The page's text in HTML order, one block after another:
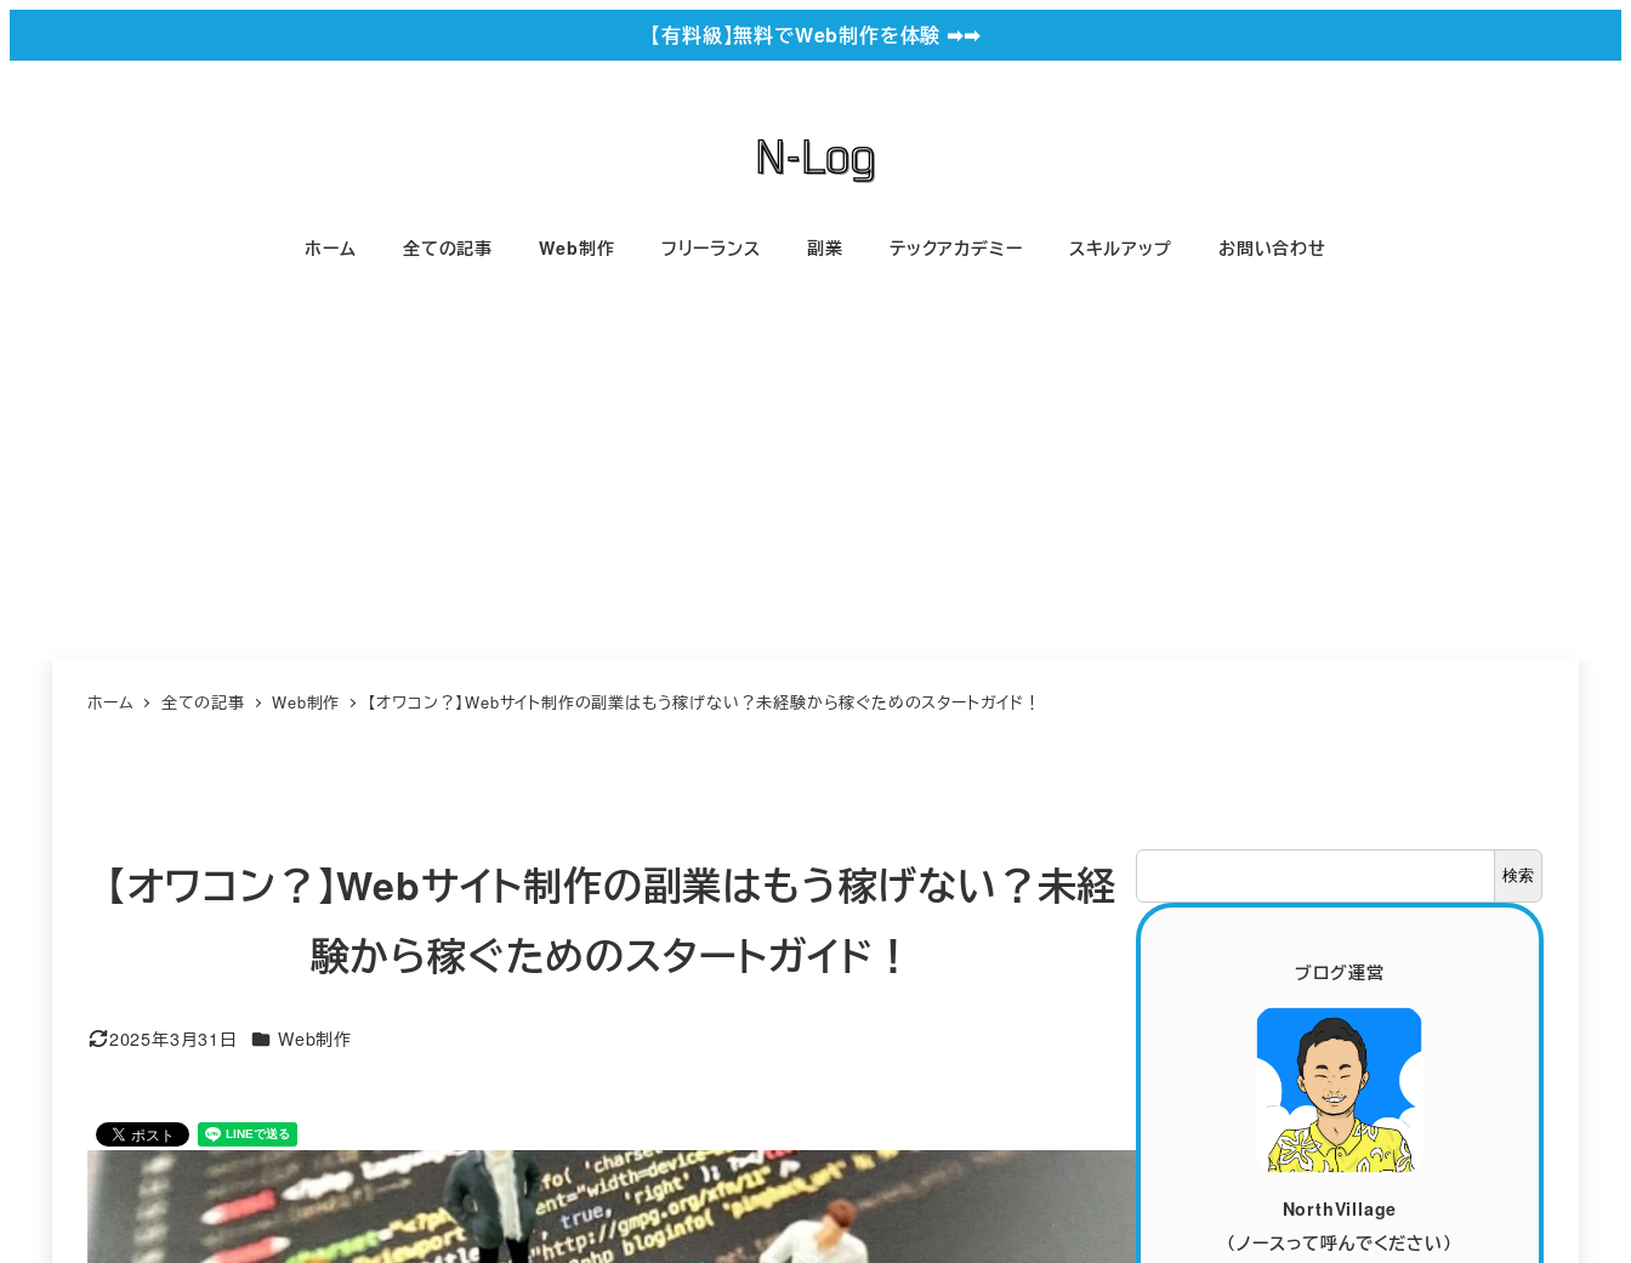
イ
【有料級】無料でWeb制作を体験 ➡︎➡︎
ホーム 全ての記事 Web制作 フリーランス 副業 テックアカデミー スキルアップ お問い合わせ
ホーム 全ての記事 Web制作 【オワコン？】Webサイト制作の副業はもう稼げない？未経験から稼ぐためのスタートガイド！
【オワコン？】Webサイト制作の副業はもう稼げない？未経
験から稼ぐためのスタートガイド！
更新日
2025年3月31日 カテゴリー
Web制作
索
検索
ブログ運営
NorthVillage
（ノースって呼んでください）